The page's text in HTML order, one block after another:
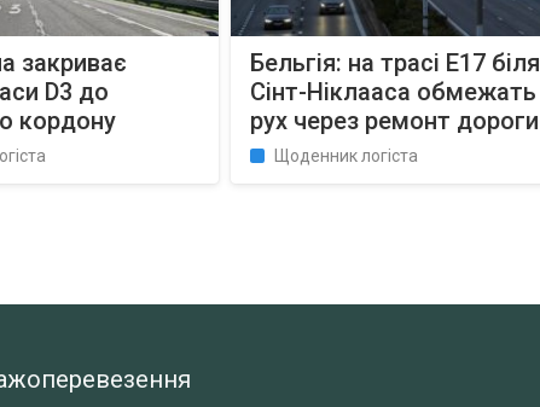
закриває
D3 до
кордону
Бельгія: на трасі E17 біля
Сінт-Ніклааса обмежать
рух через ремонт дороги
Щоденник логіста